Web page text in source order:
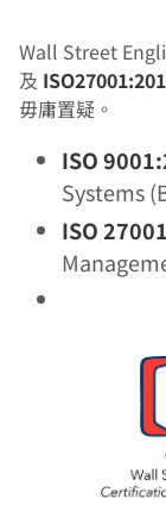
Wall Street
及
毋庸置疑。
ISO
Systems
ISO